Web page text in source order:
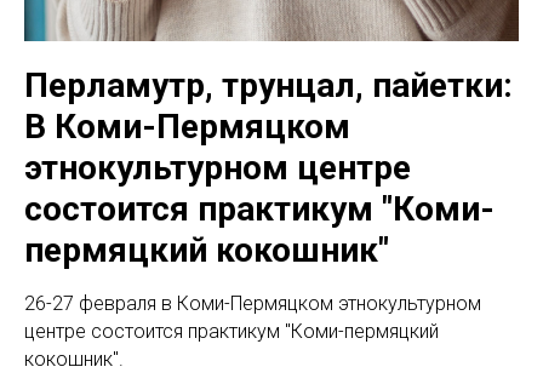
Перламутр, трунцал, пайетки:
В Коми-Пермяцком
этнокультурном центре
состоится практикум "Коми-
пермяцкий кокошник"
26-27 февраля в Коми-Пермяцком этнокультурном
центре состоится практикум "Коми-пермяцкий
кокошник".